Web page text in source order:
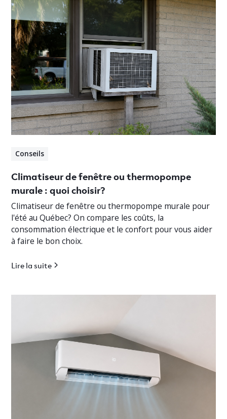
Conseils
Climatiseur de fenêtre ou thermopompe
murale : quoi choisir?
Climatiseur de fenêtre ou thermopompe murale pour
l'été au Québec? On compare les coûts, la
consommation électrique et le confort pour vous aider
à faire le bon choix.
Lire la suite